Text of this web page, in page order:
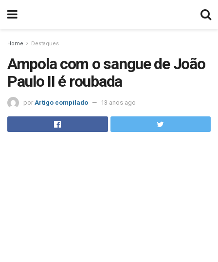
Home Destaques
Ampola com o sangue de João
Paulo II é roubada
por Artigo compilado 13 anos ago